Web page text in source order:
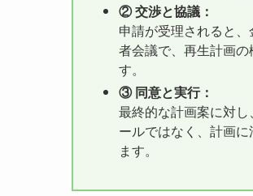
② 交渉と協議：
申請が受理されると
者会議で、再生計画
す。
③ 同意と実行：
最終的な計画案に対し、
ールではなく、計画
ます。